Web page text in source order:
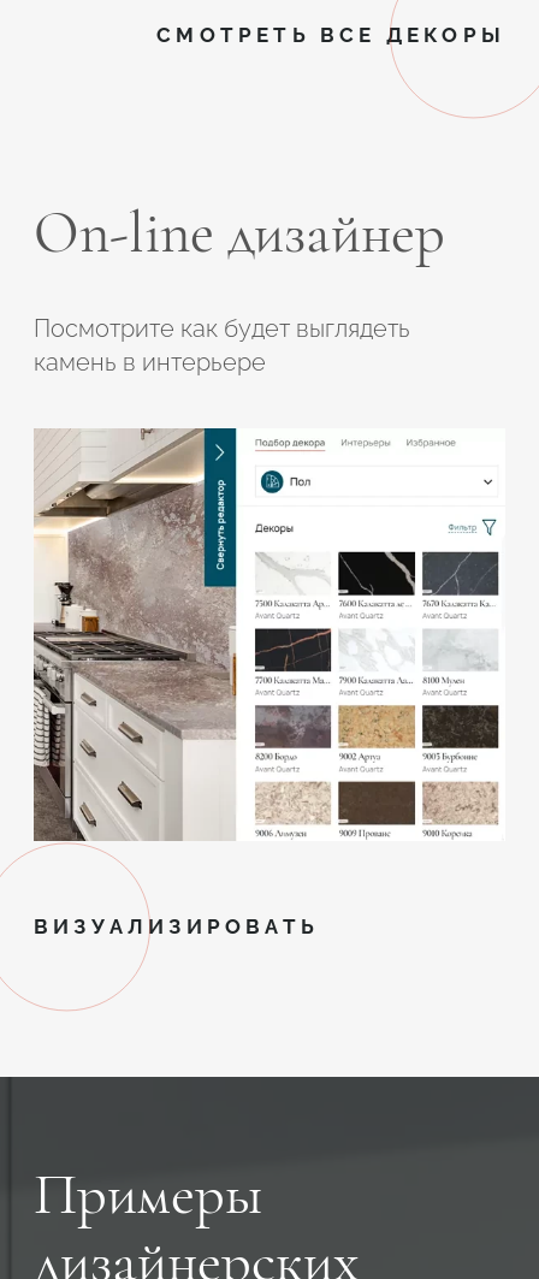
СМОТРЕТЬ ВСЕ ДЕКОРЫ
On-line дизайнер
Посмотрите как будет выглядеть
камень в интерьере
ВИЗУАЛИЗИРОВАТЬ
Примеры
дизайнерских